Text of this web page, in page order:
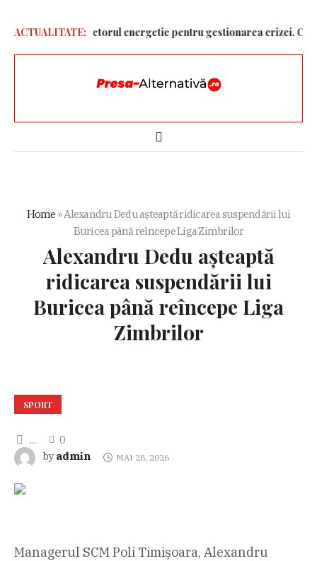
ACTUALITATE:
Național în sectorul energetic pentru gestionarea crizei.
Home »Alexandru Dedu așteaptă ridicarea suspendării lui
Buricea până reîncepe Liga Zimbrilor
Alexandru Dedu așteaptă
ridicarea suspendării lui
Buricea până reîncepe Liga
Zimbrilor
SPORT
...
0
by admin MAI 28, 2026
Managerul SCM Poli Timișoara, Alexandru